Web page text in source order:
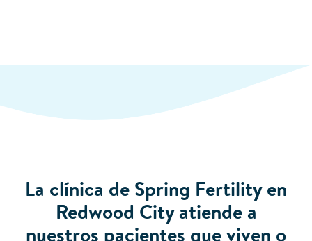
La clínica de Spring Fertility en
Redwood City atiende a
nuestros pacientes que viven o